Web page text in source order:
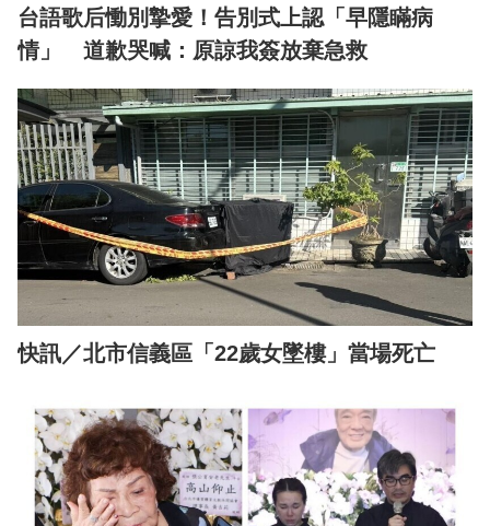
台語歌后慟別摯愛！告別式上認「早隱瞞病
情」 道歉哭喊：原諒我簽放棄急救
快訊／北市信義區「22歲女墜樓」當場死亡